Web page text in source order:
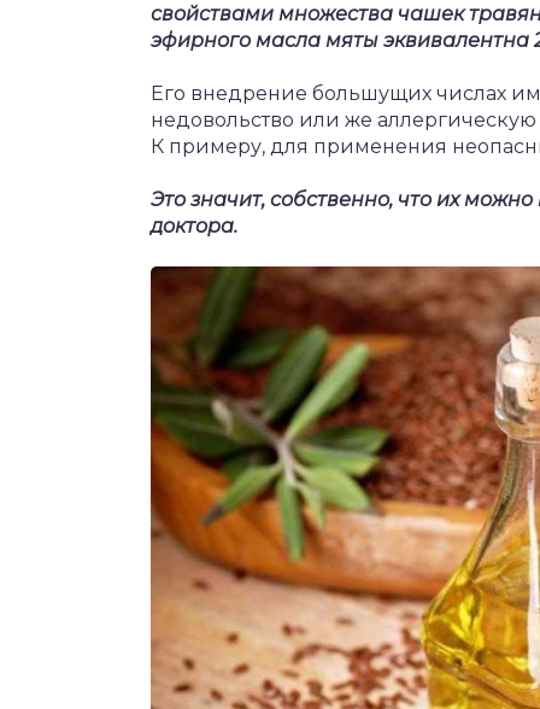
свойствами множества чашек
эфирного масла мяты
Его внедрение большущих числах
недовольство или же
К примеру, для применения
Это значит, собственно, что их
доктора.